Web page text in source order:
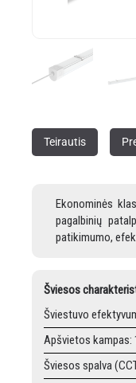
Teirautis
Ekonominės
pagalbinių
patikimumo,
Šviesos
Šviestuvo
Apšvietos kampas:
Šviesos spalva